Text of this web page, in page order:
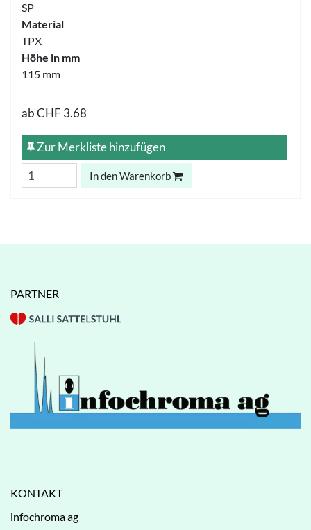
SP
Material
TPX
Höhe in mm
115 mm
abCHF 3.68
Zur Merkliste hinzufügen
In den Warenkorb
PARTNER
KONTAKT
infochroma ag